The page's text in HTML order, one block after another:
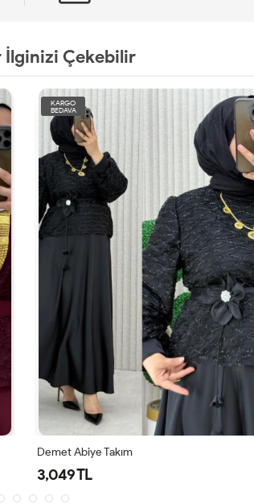
İlginizi Çekebilir
KARGO
BEDAVA